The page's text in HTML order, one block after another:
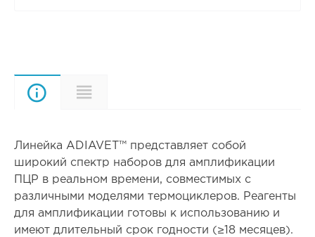
Описание
Линейка ADIAVET™ представляет собой
широкий спектр наборов для амплификации
ПЦР в реальном времени, совместимых с
различными моделями термоциклеров. Реагенты
для амплификации готовы к использованию и
имеют длительный срок годности (≥18 месяцев).